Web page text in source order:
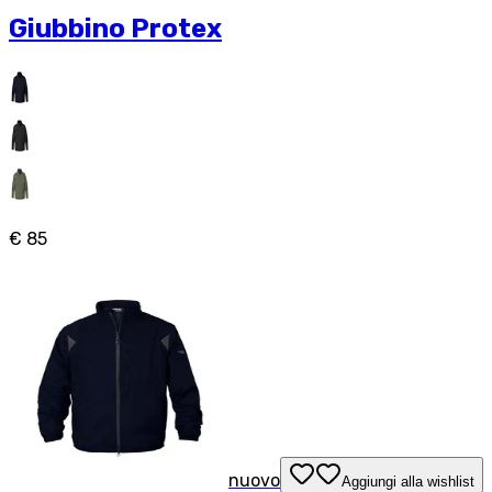
Giubbino Protex
€ 85
nuovo Aggiungi alla wishlist